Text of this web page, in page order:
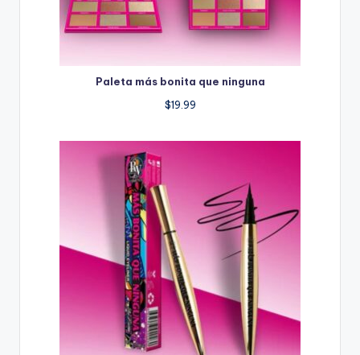
Paleta más bonita que ninguna
$19.99